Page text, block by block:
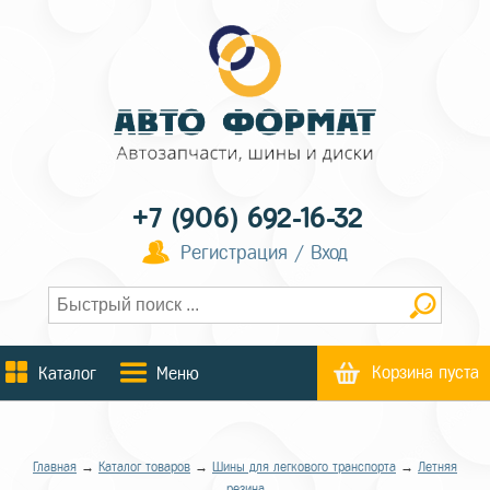
+7 (906) 692-16-32
Регистрация / Вход
Каталог Меню Корзина пуста
Главная → Каталог товаров → Шины для легкового транспорта → Летняя